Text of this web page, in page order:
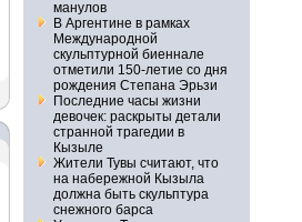
манулов
В Аргентине в рамках
Международной
скульптурной биеннале
отметили 150-летие со дня
рождения Степана Эрьзи
Последние часы жизни
девочек: раскрыты детали
странной трагедии в
Кызыле
Жители Тувы считают, что
на набережной Кызыла
должна быть скульптура
снежного барса